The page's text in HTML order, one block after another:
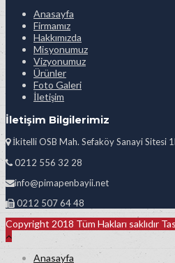
Anasayfa
Firmamız
Hakkımızda
Misyonumuz
Vizyonumuz
Ürünler
Foto Galeri
İletişim
İletişim Bilgilerimiz
İkitelli OSB Mah. Sefaköy Sanayi Sitesi
0212 556 32 28
info@pimapenbayii.net
0212 507 64 48
Copyright 2018 Tüm Hakları saklıdır
Anasayfa